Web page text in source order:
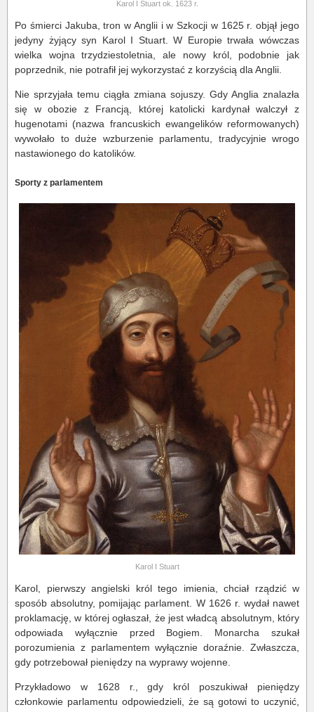
Karol I Stuart ok. 1623 r.
Po śmierci Jakuba, tron w Anglii i w Szkocji w 1625 r. objął jego
jedyny żyjący syn Karol I Stuart. W Europie trwała wówczas
wielka wojna trzydziestoletnia, ale nowy król, podobnie jak
poprzednik, nie potrafił jej wykorzystać z korzyścią dla Anglii.
Nie sprzyjała temu ciągła zmiana sojuszy. Gdy Anglia znalazła
się w obozie z Francją, której katolicki kardynał walczył z
hugenotami (nazwa francuskich ewangelików reformowanych)
wywołało to duże wzburzenie parlamentu, tradycyjnie wrogo
nastawionego do katolików.
Sporty z parlamentem
Karol I Stuart
Karol, pierwszy angielski król tego imienia, chciał rządzić w
sposób absolutny, pomijając parlament. W 1626 r. wydał nawet
proklamację, w której ogłaszał, że jest władcą absolutnym, który
odpowiada wyłącznie przed Bogiem. Monarcha szukał
porozumienia z parlamentem wyłącznie doraźnie. Zwłaszcza,
gdy potrzebował pieniędzy na wyprawy wojenne.
Przykładowo w 1628 r., gdy król poszukiwał pieniędzy
członkowie parlamentu odpowiedzieli, że są gotowi to uczynić,